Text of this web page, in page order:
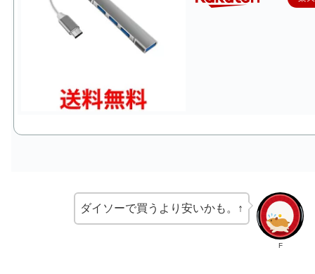
F
ダイソーで買うより安いかも。↑